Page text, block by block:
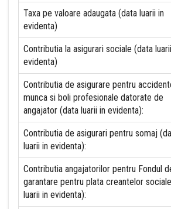
Taxa pe valoare adaugata (data luarii in
evidenta)
Contributia la asigurari sociale (data
evidenta)
Contributia de asigurare pentru
munca si boli profesionale datorate de
angajator (data luarii in evidenta):
Contributia de asigurari pentru somaj
luarii in evidenta):
Contributia angajatorilor pentru Fondul
garantare pentru plata creantelor
luarii in evidenta):